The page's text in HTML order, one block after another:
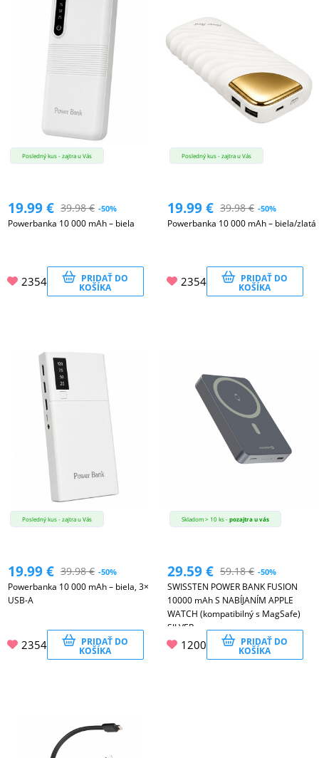
Posledný kus - zajtra u Vás
19.99€ 39.98€ -50%
Powerbanka 10 000 mAh – biela
2354 PRIDAŤ DO
KOŠÍKA
Posledný kus - zajtra u Vás
19.99€ 39.98€ -50%
Powerbanka 10 000 mAh – biela/zlatá
2354 PRIDAŤ DO
KOŠÍKA
Posledný kus - zajtra u Vás
19.99€ 39.98€ -50%
Powerbanka 10 000 mAh – biela, 3×
USB-A
2354 PRIDAŤ DO
KOŠÍKA
Skladom > 10 ks -pozajtra u vás
29.59€ 59.18€ -50%
SWISSTEN POWER BANK FUSION
10000 mAh S NABÍJANÍM APPLE
WATCH (kompatibilný s MagSafe)
SILVER
1200 PRIDAŤ DO
KOŠÍKA